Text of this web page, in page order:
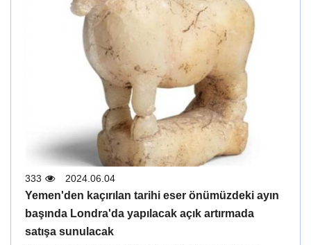
2024.06.04
333
Yemen'den kaçırılan tarihi eser önümüzdeki ayın
başında Londra'da yapılacak açık artırmada
satışa sunulacak